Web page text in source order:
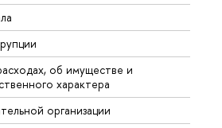
об имуществе и
характера
организации